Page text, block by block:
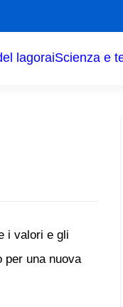
lagoraiScienza e
i valori e gli
una nuova